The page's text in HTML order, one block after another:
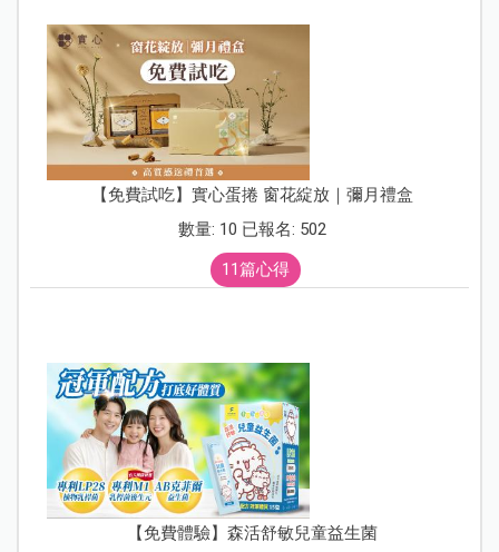
【免費試吃】實心蛋捲 窗花綻放｜彌月禮盒
數量: 10 已報名: 502
11篇心得
【免費體驗】森活舒敏兒童益生菌